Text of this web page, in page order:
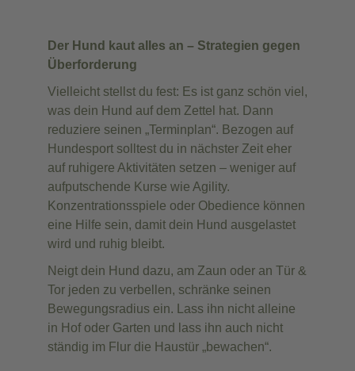
Der Hund kaut alles an – Strategien gegen
Überforderung
Vielleicht stellst du fest: Es ist ganz schön viel,
was dein Hund auf dem Zettel hat. Dann
reduziere seinen „Terminplan“. Bezogen auf
Hundesport solltest du in nächster Zeit eher
auf ruhigere Aktivitäten setzen – weniger auf
aufputschende Kurse wie Agility.
Konzentrationsspiele oder Obedience können
eine Hilfe sein, damit dein Hund ausgelastet
wird und ruhig bleibt.
Neigt dein Hund dazu, am Zaun oder an Tür &
Tor jeden zu verbellen, schränke seinen
Bewegungsradius ein. Lass ihn nicht alleine
in Hof oder Garten und lass ihn auch nicht
ständig im Flur die Haustür „bewachen“.